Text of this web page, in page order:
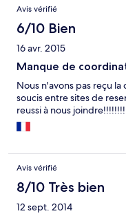
Avis vérifié
6/10 Bien
16 avr. 2015
Manque de
Nous n'avons pas reçu
soucis entre sites de
reussi à nous
Avis vérifié
8/10 Très bien
12 sept. 2014